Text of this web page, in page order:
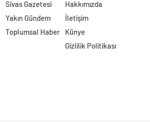
Sivas Gazetesi
Yakın Gündem
Toplumsal Haber
Hakkımızda
İletişim
Künye
Gizlilik Politikası